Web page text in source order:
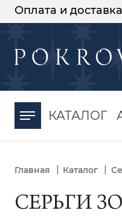
Оплата и доставка
КАТАЛОГ
Главная | Каталог |
СЕРЬГИ
-30%
момента оплаты